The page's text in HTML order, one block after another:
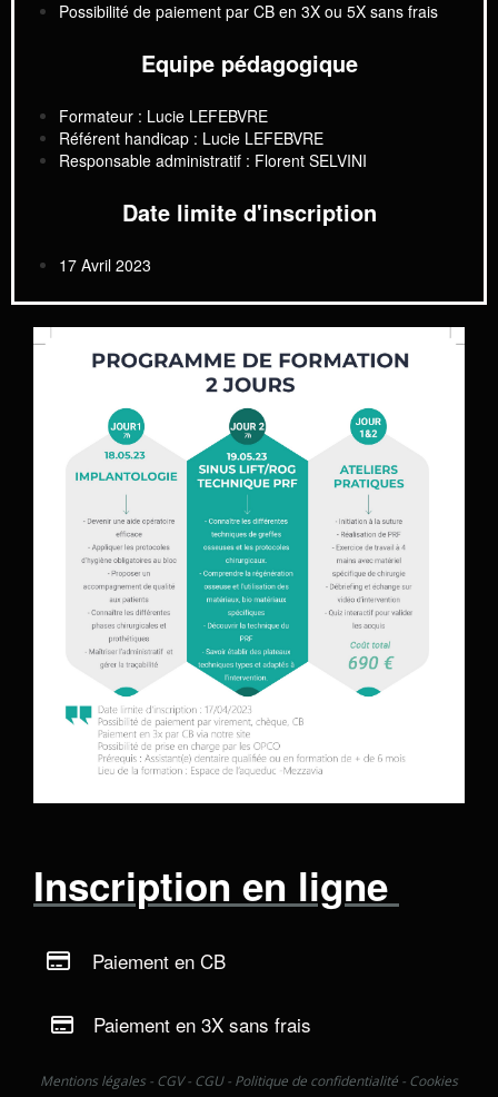
Possibilité de paiement par CB en 3X ou 5X sans frais
Equipe pédagogique
Formateur : Lucie LEFEBVRE
Référent handicap : Lucie LEFEBVRE
Responsable administratif : Florent SELVINI
Date limite d'inscription
17 Avril 2023
Inscription en ligne
Paiement en CB
Paiement en 3X sans frais
Mentions légales - CGV- CGU- Politique de confidentialité - Cookies